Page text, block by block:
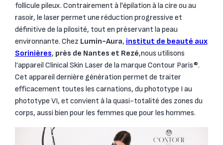
follicule pileux. Contrairement à l'épilation à la cire ou au
rasoir, le laser permet une réduction progressive et
définitive de la pilosité, tout en préservant la peau
environnante. Chez Lumin-Aura, institut de beauté aux
Sorinières, près de Nantes et Rezé,nous utilisons
l’appareil Clinical Skin Laser de la marque Contour Paris®.
Cet appareil dernière génération permet de traiter
efficacement toutes les carnations, du phototype I au
phototype VI, et convient à la quasi-totalité des zones du
corps, aussi bien pour les femmes que pour les hommes.